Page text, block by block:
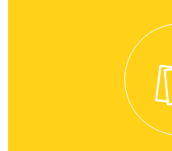
Più di 2000 chilometri
petrolieri sono sono